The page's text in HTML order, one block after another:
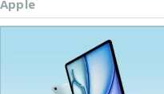
Apple